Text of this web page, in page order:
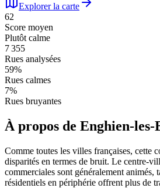
Explorer la carte
62
Score moyen
Plutôt calme
7 355
Rues analysées
59%
Rues calmes
7%
Rues bruyantes
À propos de Enghien-les-
Comme toutes les villes françaises, cette
disparités en termes de bruit. Le centre-
commerciales sont généralement animés,
résidentiels en périphérie offrent plus de